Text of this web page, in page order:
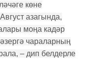
көне
азагында,
моңа кадәр
чараларның
– дип белдерле